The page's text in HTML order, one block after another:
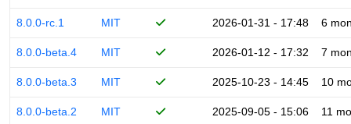
8.0.0-rc.1 MIT 2026-01-31 - 17:48 6
8.0.0-beta.4 MIT 2026-01-12 - 17:32 7
8.0.0-beta.3 MIT 2025-10-23 - 14:45 10
8.0.0-beta.2 MIT 2025-09-05 - 15:06 11